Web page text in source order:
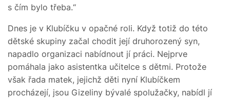
s čím bylo třeba.“
Dnes je v Klubíčku v opačné roli. Když totiž do této
dětské skupiny začal chodit její druhorozený syn,
napadlo organizaci nabídnout jí práci. Nejprve
pomáhala jako asistentka učitelce s dětmi. Protože
však řada matek, jejichž děti nyní Klubíčkem
procházejí, jsou Gizeliny bývalé spolužačky, nabídl jí